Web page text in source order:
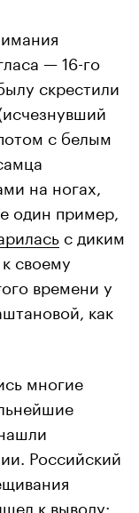
— 16-го
скрестили
с белым
на ногах,
один пример,
с диким
своему
времени у
как
многие
Российский
к выводу: